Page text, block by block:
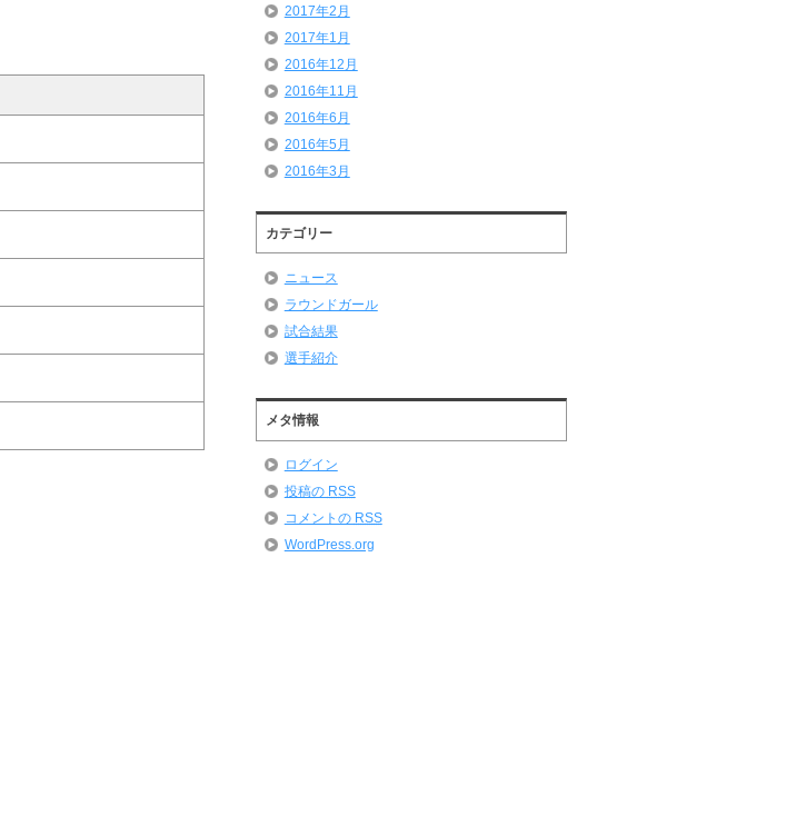
2017年2月
2017年1月
2016年12月
2016年11月
2016年6月
2016年5月
2016年3月
カテゴリー
ニュース
ラウンドガール
試合結果
選手紹介
メタ情報
ログイン
投稿の RSS
コメントの RSS
WordPress.org